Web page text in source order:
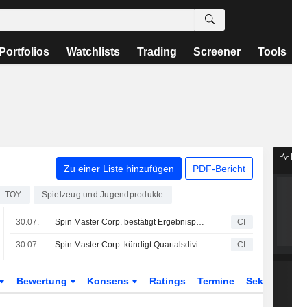
Portfolios Watchlists Trading Screener Tools
Zu einer Liste hinzufügen PDF-Bericht
TOY Spielzeug und Jugendprodukte
30.07. Spin Master Corp. bestätigt Ergebnisprognose für das Gesamtjahr 2026 CI
30.07. Spin Master Corp. kündigt Quartalsdividende an, zahlbar am 9. Oktober 2026 CI
Bewertung Konsens Ratings Termine Sektor